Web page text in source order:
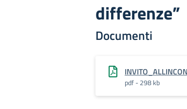
differenze”
Documenti
pdf - 298 kb